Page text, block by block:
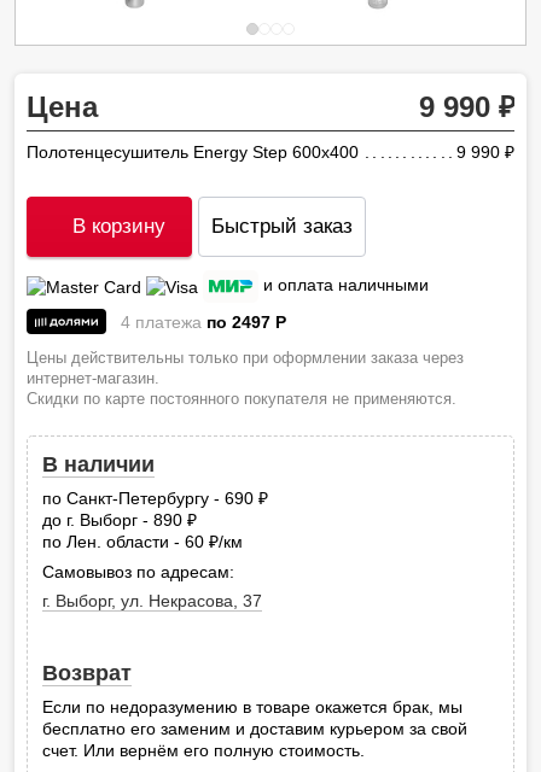
Цена 9 990
Полотенцесушитель Energy Step 600х400 9 990
В корзину Быстрый заказ
и оплата наличными
4 платежа по 2497 P
Цены действительны только при оформлении заказа через
интернет-магазин.
Скидки по карте постоянного покупателя не применяются.
В наличии
по Санкт-Петербургу - 690
до г. Выборг - 890
по Лен. области - 60
руб.
/км
Самовывоз по адресам:
г. Выборг, ул. Некрасова, 37
Возврат
Если по недоразумению в товаре окажется брак, мы
бесплатно его заменим и доставим курьером за свой
счет. Или вернём его полную стоимость.